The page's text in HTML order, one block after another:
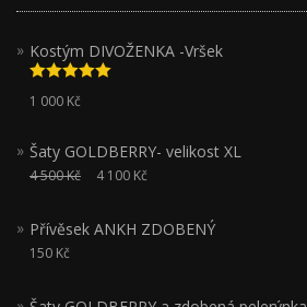
Kostým DIVOŽENKA -Vršek
Hodnocení
5.00z 5
1 000 Kč
Šaty GOLDBERRY- velikost XL
4 500Kč 4 100 Kč
Přívěsek ANKH ZDOBENÝ
150 Kč